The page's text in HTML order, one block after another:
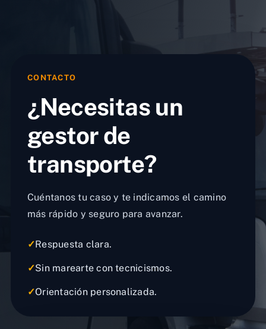
CONTACTO
¿Necesitas un
gestor de
transporte?
Cuéntanos tu caso y te indicamos el camino
más rápido y seguro para avanzar.
✓Respuesta clara.
✓Sin marearte con tecnicismos.
✓Orientación personalizada.